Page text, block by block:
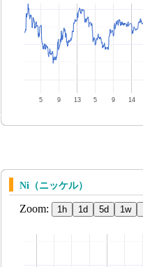
Ni（ニッケル）